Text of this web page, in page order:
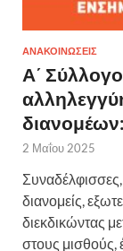
ΑΝΑΚΟΙΝΩΣΕΙΣ
Α΄
2 Μαΐου 2025
διανομείς,
διεκδικώντας
στους μισθούς,